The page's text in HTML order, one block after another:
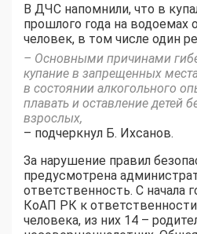
В ДЧС напомнили, что в
прошлого года на водоемах
человек, в том числе один
– Основными причинами
купание в запрещенных
в состоянии алкогольного
плавать и оставление детей
взрослых,
– подчеркнул Б. Ихсанов.
За нарушение правил
предусмотрена
ответственность. С начала
КоАП РК к
человека, из них 14 –